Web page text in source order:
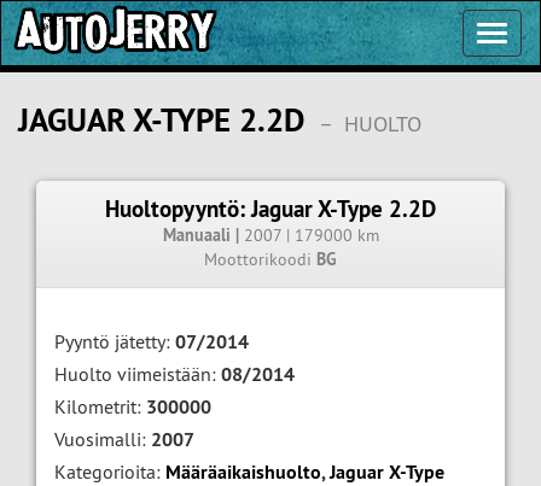
JAGUAR X-TYPE 2.2D – HUOLTO
Huoltopyyntö: Jaguar X-Type 2.2D
Manuaali | 2007 | 179000 km
Moottorikoodi BG
Pyyntö jätetty: 07/2014
Huolto viimeistään: 08/2014
Kilometrit: 300000
Vuosimalli: 2007
Kategorioita: Määräaikaishuolto,Jaguar X-Type